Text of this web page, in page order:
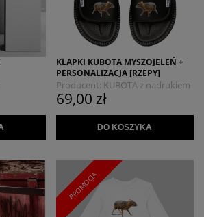
KLAPKI KUBOTA MYSZOJELEŃ +
PERSONALIZACJA [RZEPY]
Producent: KUBOTA z nadrukiem
MYSZOJELEŃ
69,00 zł
DO KOSZYKA
PROMOCJA